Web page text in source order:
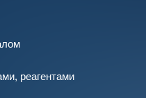
реагентами